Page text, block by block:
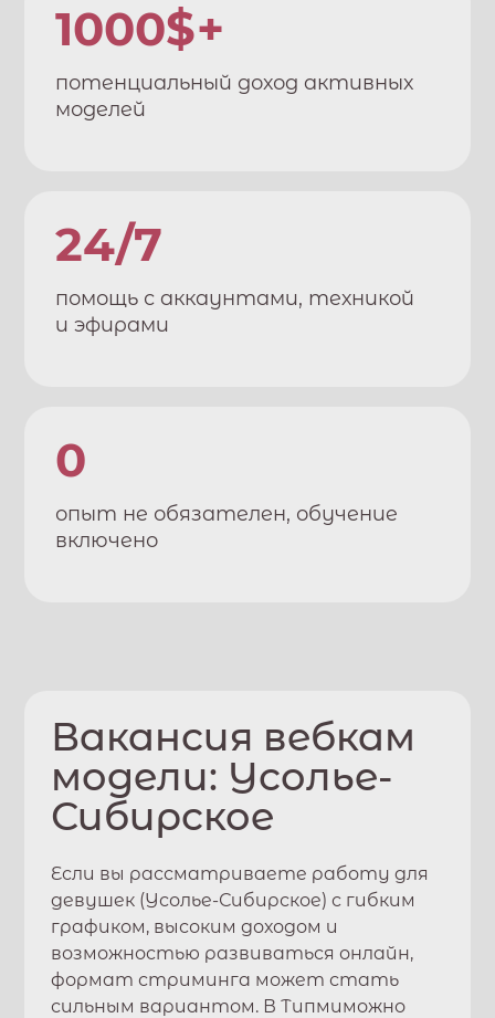
1000$+
потенциальный доход активных
моделей
24/7
помощь с аккаунтами, техникой
и эфирами
0
опыт не обязателен, обучение
включено
Вакансия вебкам
модели: Усолье-
Сибирское
Если вы рассматриваете работу для
девушек (Усолье-Сибирское) с гибким
графиком, высоким доходом и
возможностью развиваться онлайн,
формат стриминга может стать
сильным вариантом. ВТипмиможно